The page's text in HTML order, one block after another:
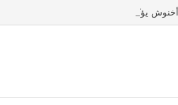
أخنوش يؤكد في المذكرة التوجيهية حول ميزانية 2027 أن ثوابت العدالة الاجتماعية والمجالية خيار استراتيجي للبلاد